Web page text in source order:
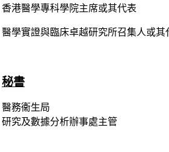
香港醫學專科學院主席或其代表
醫學實證與臨床卓越研究所召集人或其
秘書
醫務衞生局
研究及數據分析辦事處主管